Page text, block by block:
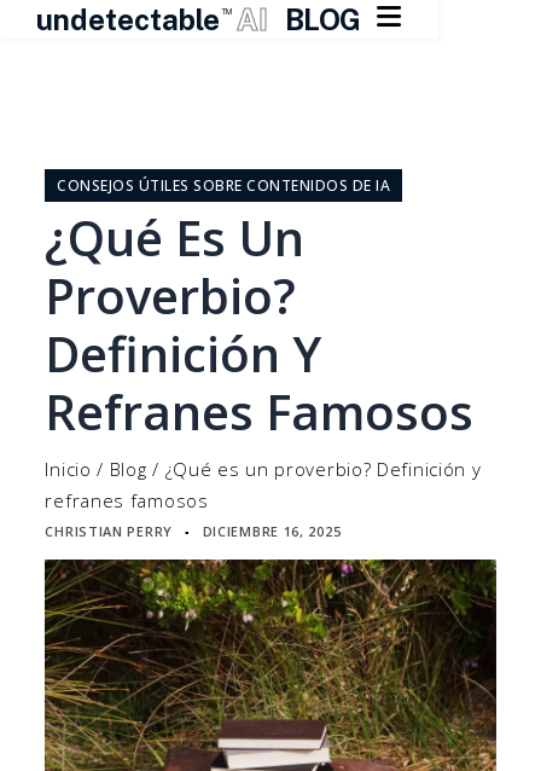
undetectable TM AI BLOG 
contenidoCONSEJOS ÚTILES SOBRE CONTENIDOS DE IA
¿Qué Es Un
Proverbio?
Definición Y
Refranes Famosos
Inicio / Blog / ¿Qué es un proverbio? Definición y
refranes famosos
CHRISTIAN PERRY ▪ DICIEMBRE 16, 2025